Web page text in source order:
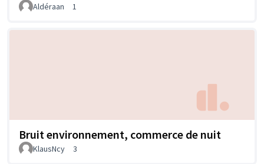
Aldéraan 1
Bruit environnement, commerce de nuit
KlausNcy 3